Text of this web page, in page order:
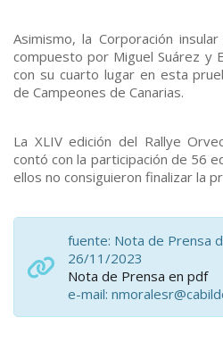
Asimismo, la Corporación
compuesto por Miguel Suárez y
con su cuarto lugar en esta
de Campeones de Canarias.
La XLIV edición del Rallye
contó con la participación de 56
ellos no consiguieron finalizar la
fuente: Nota de Prensa
26/11/2023
Nota de Prensa en pdf
e-mail: